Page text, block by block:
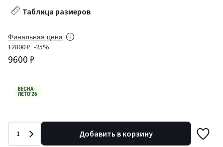
Таблица размеров
Финальная цена
12800 ₽ -25%
9600 ₽
Количество
1 Добавить в корзину